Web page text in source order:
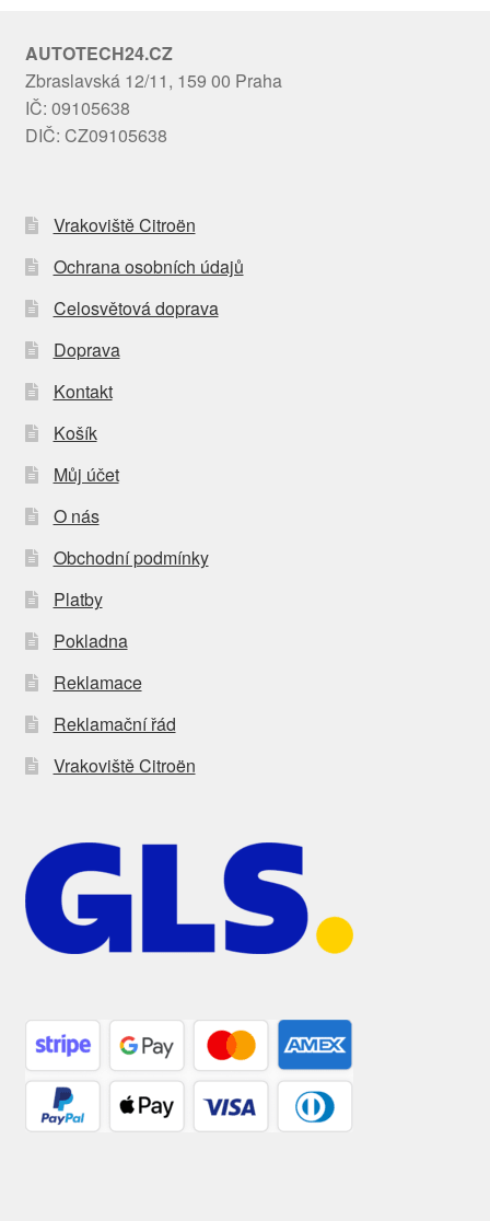
AUTOTECH24.CZ
Zbraslavská 12/11, 159 00 Praha
IČ: 09105638
DIČ: CZ09105638
Vrakoviště Citroën
Ochrana osobních údajů
Celosvětová doprava
Doprava
Kontakt
Košík
Můj účet
O nás
Obchodní podmínky
Platby
Pokladna
Reklamace
Reklamační řád
Vrakoviště Citroën